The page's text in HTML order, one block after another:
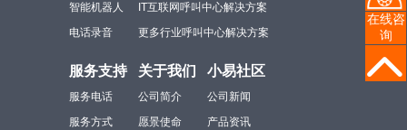
智能机器人
电话录音
IT互联网呼叫中心解决方案
更多行业呼叫中心解决方案
服务支持
服务电话
服务方式
关于我们
公司简介
愿景使命
小易社区
公司新闻
产品资讯
在线咨
询